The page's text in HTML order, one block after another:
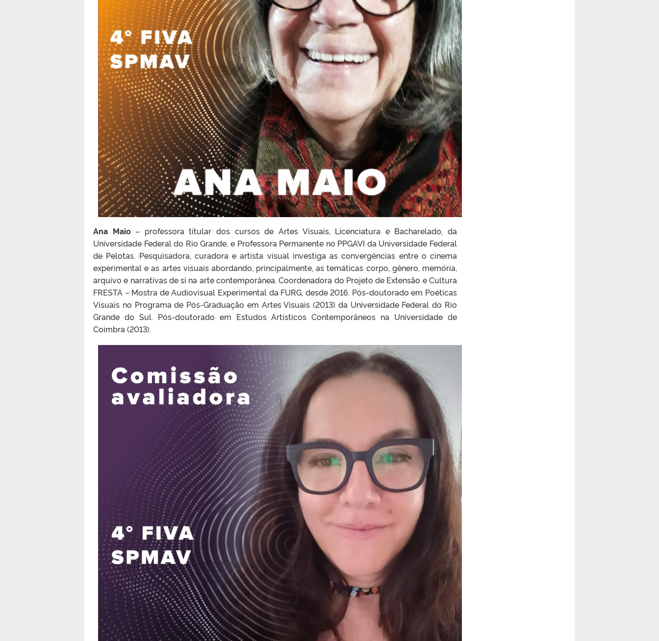
Ana Maio– professora titular dos cursos de Artes Visuais, Licenciatura e Bacharelado, da
Universidade Federal do Rio Grande, e Professora Permanente no PPGAVI da Universidade Federal
de Pelotas. Pesquisadora, curadora e artista visual investiga as convergências entre o cinema
experimental e as artes visuais abordando, principalmente, as temáticas corpo, gênero, memória,
arquivo e narrativas de si na arte contemporânea. Coordenadora do Projeto de Extensão e Cultura
FRESTA – Mostra de Audiovisual Experimental da FURG, desde 2016. Pós-doutorado em Poéticas
Visuais no Programa de Pós-Graduação em Artes Visuais (2013) da Universidade Federal do Rio
Grande do Sul. Pós-doutorado em Estudos Artísticos Contemporâneos na Universidade de
Coimbra (2013).